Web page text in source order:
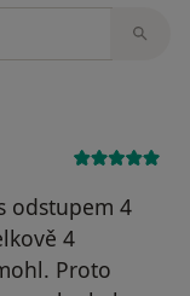
odstupem 4
4
Proto